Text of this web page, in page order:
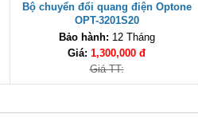
Bộ chuyển đổi quang điện Optone
OPT-3201S20
Bảo hành: 12 Tháng
Giá: 1,300,000 đ
Giá TT: